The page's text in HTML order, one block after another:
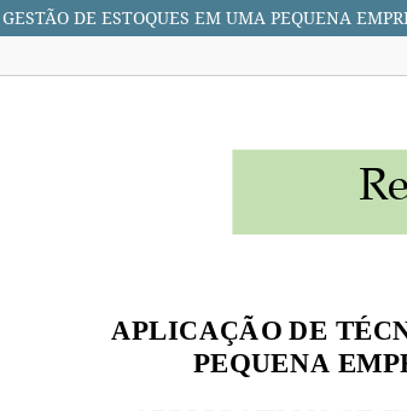
DE ESTOQUES EM UMA PEQUENA